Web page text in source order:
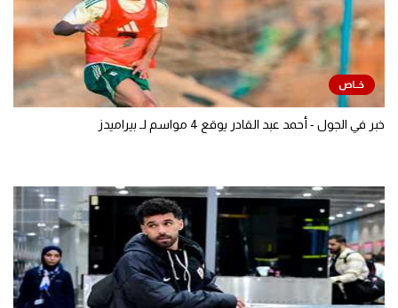
خبر في الجول - أحمد عبد القادر يوقع 4 مواسم لـ بيراميدز